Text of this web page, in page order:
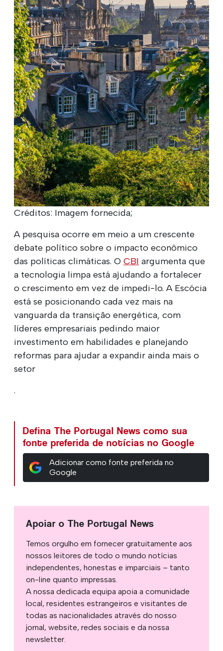
Créditos: Imagem fornecida;
A pesquisa ocorre em meio a um crescente
debate político sobre o impacto econômico
das políticas climáticas. O CBI argumenta que
a tecnologia limpa está ajudando a fortalecer
o crescimento em vez de impedi-lo. A Escócia
está se posicionando cada vez mais na
vanguarda da transição energética, com
líderes empresariais pedindo maior
investimento em habilidades e planejando
reformas para ajudar a expandir ainda mais o
setor
.
Defina The Portugal News como sua
fonte preferida de notícias no Google
Adicionar como fonte preferida no
Google
Apoiar o The Portugal News
Temos orgulho em fornecer gratuitamente aos
nossos leitores de todo o mundo notícias
independentes, honestas e imparciais – tanto
on-line quanto impressas.
A nossa dedicada equipa apoia a comunidade
local, residentes estrangeiros e visitantes de
todas as nacionalidades através do nosso
jornal, website, redes sociais e da nossa
newsletter.